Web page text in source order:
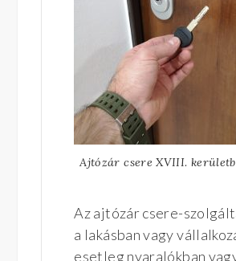
Ajtózár csere XVIII.
Az ajtózár csere-
a lakásban vagy
esetleg nyaralókban